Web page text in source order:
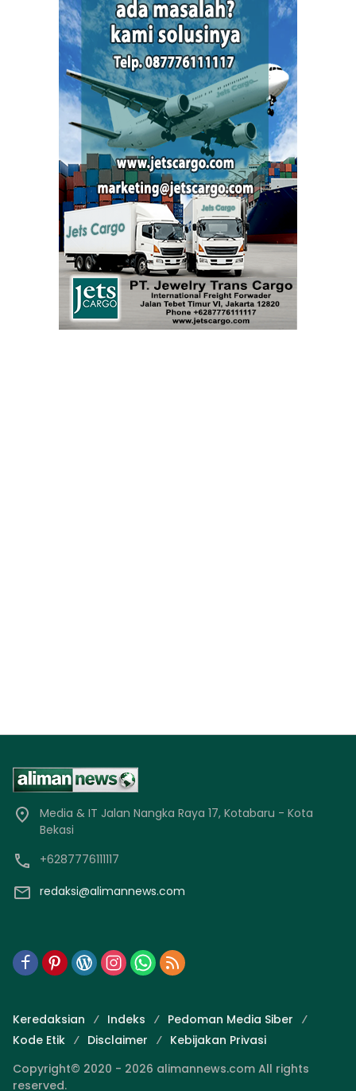
Media & IT Jalan Nangka Raya 17, Kotabaru - Kota
Bekasi
+6287776111117
redaksi@alimannews.com
Keredaksian Indeks
Pedoman Media Siber
Kode Etik
Disclaimer
Kebijakan Privasi
Copyright© 2020 - 2026 alimannews.com All rights
reserved.